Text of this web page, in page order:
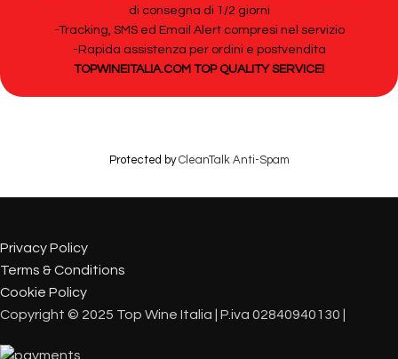
di consegna di 1/2 giorni
-Tracking, SMS ed Email Alert compresi nel servizio
-Rapida assistenza per ordini e postvendita
TOPWINEITALIA.COM TOP QUALITY SERVICE!
Protected byCleanTalk Anti-Spam
Privacy Policy
Terms & Conditions
Cookie Policy
Copyright © 2025 Top Wine Italia | P.iva 02840940130 |